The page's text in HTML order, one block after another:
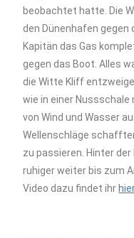
beobachtet hatte. Die
den Dünenhafen gegen
Kapitän das Gas
gegen das Boot. Alles
die Witte Kliff
wie in einer
von Wind und Wasser
Wellenschläge
zu passieren. Hinter
ruhiger weiter bis zum
Video dazu findet ihr